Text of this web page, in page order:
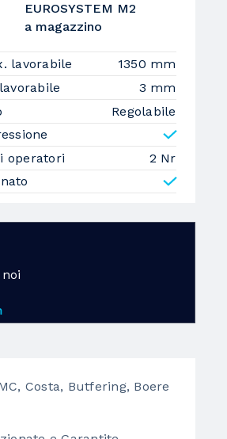
EUROSYSTEM M2
a magazzino
lavorabile
1350 mm
3 mm
Regolabile
operatori
2 Nr
Costa, Butfering, Boere